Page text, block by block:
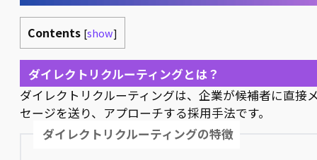
Contents [show]
ダイレクトリクルーティングとは？
ダイレクトリクルーティングは、企業が候補者に直接
セージを送り、アプローチする採用手法です。
ダイレクトリクルーティングの特徴